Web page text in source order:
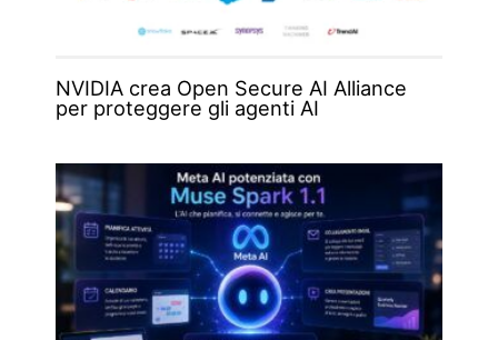
NVIDIA crea Open Secure AI Alliance
per proteggere gli agenti AI